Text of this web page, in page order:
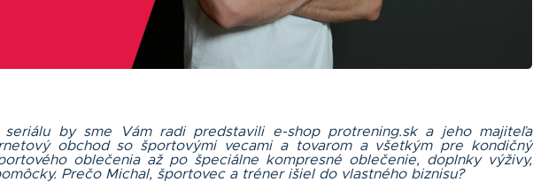
seriálu by sme Vám radi predstavili e-shop protrening.sk a jeho majiteľa
obchod so športovými vecami a tovarom a všetkým pre kondičný
oblečenia až po špeciálne kompresné oblečenie, doplnky výživy,
Prečo Michal, športovec a tréner išiel do vlastného biznisu?